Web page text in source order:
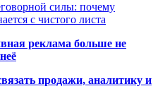
силы: почему
с чистого листа
реклама больше не
продажи, аналитику и